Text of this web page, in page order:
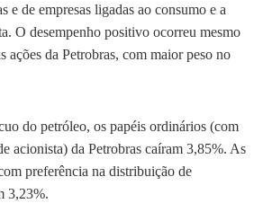
e de empresas ligadas ao consumo e a
O desempenho positivo ocorreu mesmo
ações da Petrobras, com maior peso no
do petróleo, os papéis ordinários (com
acionista) da Petrobras caíram 3,85%. As
preferência na distribuição de
3,23%.